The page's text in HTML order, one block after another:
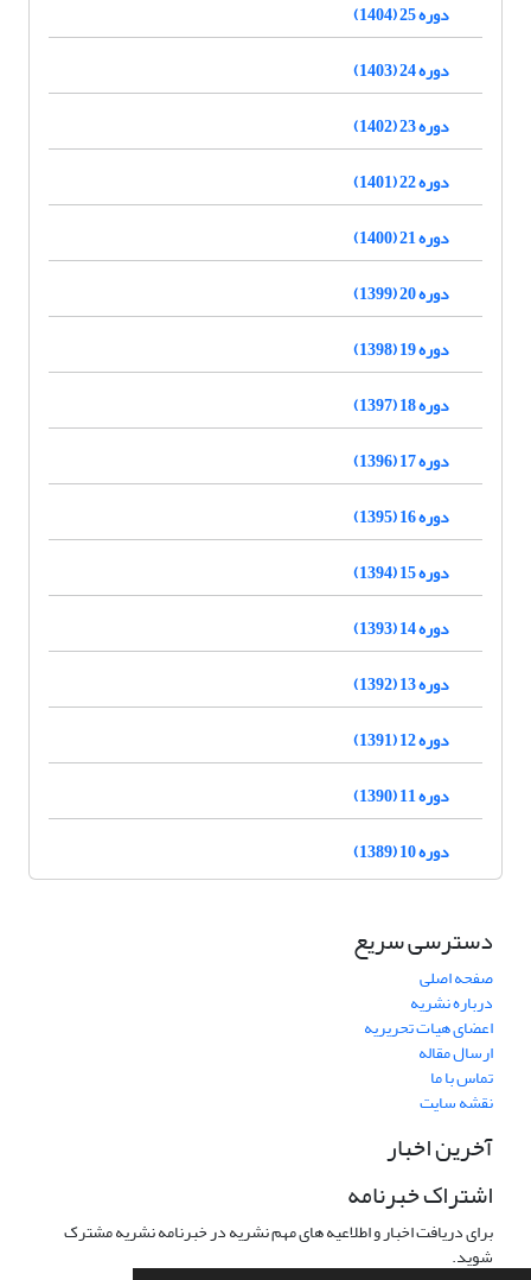
دوره 25 (1404)
دوره 24 (1403)
دوره 23 (1402)
دوره 22 (1401)
دوره 21 (1400)
دوره 20 (1399)
دوره 19 (1398)
دوره 18 (1397)
دوره 17 (1396)
دوره 16 (1395)
دوره 15 (1394)
دوره 14 (1393)
دوره 13 (1392)
دوره 12 (1391)
دوره 11 (1390)
دوره 10 (1389)
دسترسی سریع
صفحه اصلی
درباره نشریه
اعضای هیات تحریریه
ارسال مقاله
تماس با ما
نقشه سایت
آخرین اخبار
اشتراک خبرنامه
برای دریافت اخبار و اطلاعیه های مهم نشریه در خبرنامه نشریه مشترک
شوید.